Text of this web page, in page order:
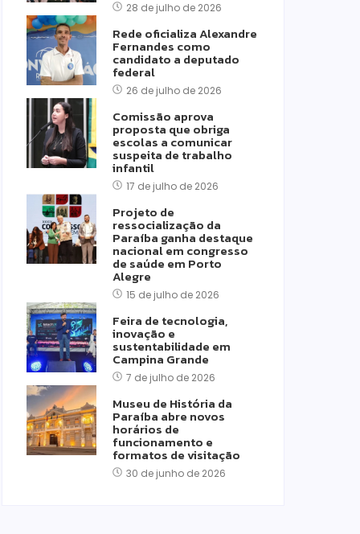
28 de julho de 2026
Rede oficializa Alexandre
Fernandes como
candidato a deputado
federal
26 de julho de 2026
Comissão aprova
proposta que obriga
escolas a comunicar
suspeita de trabalho
infantil
17 de julho de 2026
Projeto de
ressocialização da
Paraíba ganha destaque
nacional em congresso
de saúde em Porto
Alegre
15 de julho de 2026
Feira de tecnologia,
inovação e
sustentabilidade em
Campina Grande
7 de julho de 2026
Museu de História da
Paraíba abre novos
horários de
funcionamento e
formatos de visitação
30 de junho de 2026